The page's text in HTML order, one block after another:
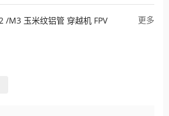
/M3 玉米纹铝管 穿越机 FPV
更多